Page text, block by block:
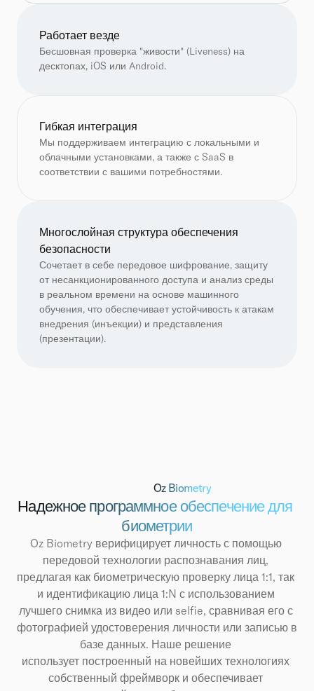
Работает везде
Бесшовная проверка "живости" (Liveness) на
десктопах, iOS или Android.
Гибкая интеграция
Мы поддерживаем интеграцию с локальными и
облачными установками, а также с SaaS в
соответствии с вашими потребностями.
Многослойная структура обеспечения
безопасности
Сочетает в себе передовое шифрование, защиту
от несанкционированного доступа и анализ среды
в реальном времени на основе машинного
обучения, что обеспечивает устойчивость к атакам
внедрения (инъекции) и представления
(презентации).
Oz Biometry
Надежное программное обеспечение для
биометрии
Oz Biometry верифицирует личность с помощью
передовой технологии распознавания лиц,
предлагая как биометрическую проверку лица 1:1, так
и идентификацию лица 1:N с использованием
лучшего снимка из видео или selfie, сравнивая его с
фотографией удостоверения личности или записью в
базе данных. Наше решение
использует построенный на новейших технологиях
собственный фреймворк и обеспечивает